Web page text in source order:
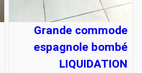
Grande commode
espagnole bombé
LIQUIDATION